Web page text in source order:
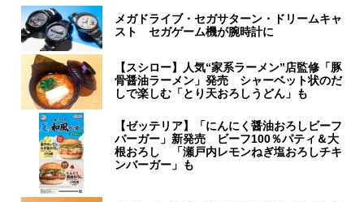
メガドライブ・セガサターン・ドリームキャ
スト セガゲーム機が腕時計に
【スシロー】人気“家系ラーメン”店監修「豚
骨醤油ラーメン」発売 シャーベット状のだ
しで楽しむ「とり天おろしうどん」も
【ゼッテリア】「にんにく醤油おろしビーフ
バーガー」新発売 ビーフ100％パティ＆大
根おろし 「瀬戸内レモンねぎ塩おろしチキ
ンバーガー」も